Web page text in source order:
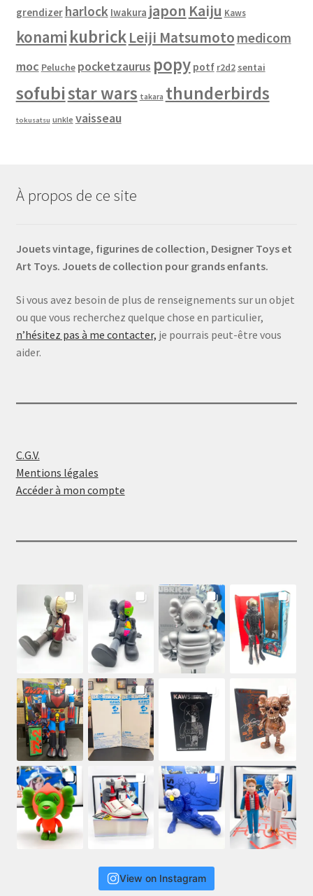
grendizer harlock Iwakura japon Kaiju Kaws
konami kubrickLeiji Matsumoto medicom
moc Peluche pocketzaurus popy potf r2d2 sentai
sofubistar wars takara thunderbirds
tokusatsu unkle vaisseau
À propos de ce site
Jouets vintage, figurines de collection, Designer Toys et
Art Toys. Jouets de collection pour grands enfants.
Si vous avez besoin de plus de renseignements sur un objet
ou que vous recherchez quelque chose en particulier,
n’hésitez pas à me contacter, je pourrais peut-être vous
aider.
C.G.V.
Mentions légales
Accéder à mon compte
View on Instagram